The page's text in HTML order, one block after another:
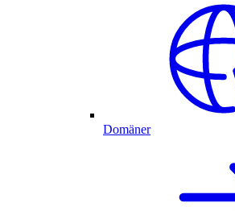
Domäner